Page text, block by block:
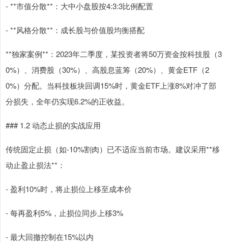
- **市值分散**：大中小盘股按4:3:3比例配置
- **风格分散**：成长股与价值股均衡搭配
**独家案例**：2023年二季度，某投资者将50万资金按科技股（3
0%）、消费股（30%）、高股息蓝筹（20%）、黄金ETF（2
0%）分配。当科技板块回调15%时，黄金ETF上涨8%对冲了部
分损失，全年仍实现6.2%的正收益。
### 1.2 动态止损的实战应用
传统固定止损（如-10%割肉）已不适应当前市场。建议采用**移
动止盈止损法**：
- 盈利10%时，将止损位上移至成本价
- 每再盈利5%，止损位同步上移3%
- 最大回撤控制在15%以内